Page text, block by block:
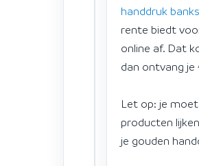
handdruk
rente biedt
online af. Dat
dan ontvang je
Let op: je
producten
je gouden